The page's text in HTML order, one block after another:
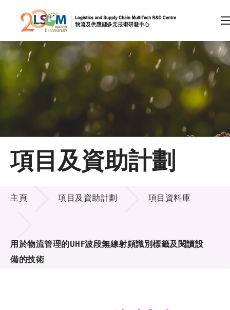
跳到內容（按回車鍵）
會員登入
A A EN 繁 简
主頁
關於LSCM
技術商品化
合作計劃
項目及資助計劃
項目及資助計劃
主頁 項目及資助計劃 項目資料庫
用於物流管理的UHF波段無線射頻識別標籤及閱讀設
備的技術